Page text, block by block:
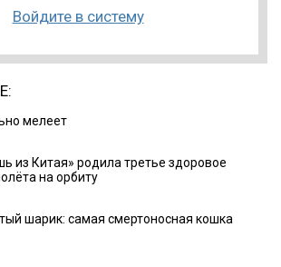
Войдите в систему
мелеет
из Китая» родила третье здоровое
на орбиту
шарик: самая смертоносная кошка